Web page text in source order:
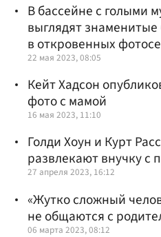
В бассейне с голыми
выглядят
в откровенных
22 мая 2023, 08:05
Кейт Хадсон
фото с мамой
16 мая 2023, 11:10
Голди Хоун и Курт
развлекают внучку с
27 апреля 2023, 16:12
«Жутко сложный
не общаются с
06 марта 2023, 08:12